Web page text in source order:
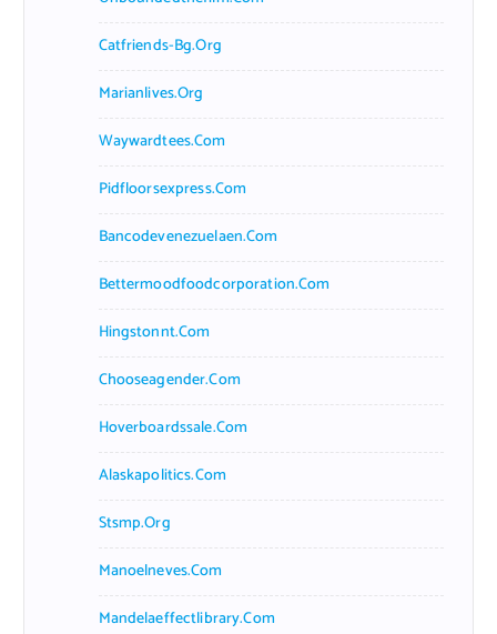
Catfriends-Bg.org
Marianlives.org
Waywardtees.com
Pidfloorsexpress.com
Bancodevenezuelaen.com
Bettermoodfoodcorporation.com
Hingstonnt.com
Chooseagender.com
Hoverboardssale.com
Alaskapolitics.com
Stsmp.org
Manoelneves.com
Mandelaeffectlibrary.com